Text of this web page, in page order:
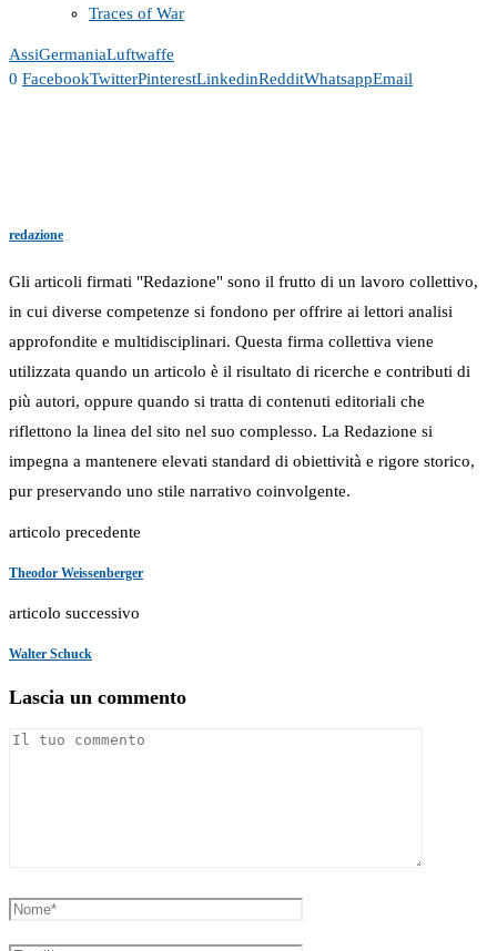
Traces of War
AssiGermaniaLuftwaffe
0 FacebookTwitterPinterestLinkedinRedditWhatsappEmail
redazione
Gli articoli firmati "Redazione" sono il frutto di un lavoro collettivo,
in cui diverse competenze si fondono per offrire ai lettori analisi
approfondite e multidisciplinari. Questa firma collettiva viene
utilizzata quando un articolo è il risultato di ricerche e contributi di
più autori, oppure quando si tratta di contenuti editoriali che
riflettono la linea del sito nel suo complesso. La Redazione si
impegna a mantenere elevati standard di obiettività e rigore storico,
pur preservando uno stile narrativo coinvolgente.
articolo precedente
Theodor Weissenberger
articolo successivo
Walter Schuck
Lascia un commento